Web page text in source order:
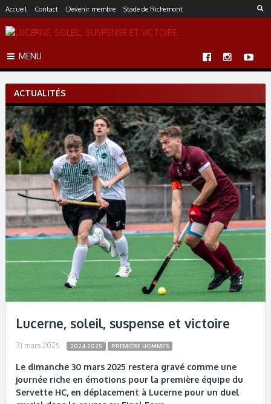
k
o
Accueil Contact Devenir membre Stade de Richemont
MENU
ACTUALITÉS
Lucerne, soleil, suspense et victoire
31 mars 2025 2024-2025 PREMIÈRE HOMMES
Le dimanche 30 mars 2025 restera gravé comme une
journée riche en émotions pour la première équipe du
Servette HC, en déplacement à Lucerne pour un duel